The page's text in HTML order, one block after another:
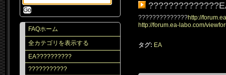
FAQホーム
全カテゴリを表示する
EA??????????
???????????
??????????????http://
http://forum.ea-labo.com/
タグ: EA